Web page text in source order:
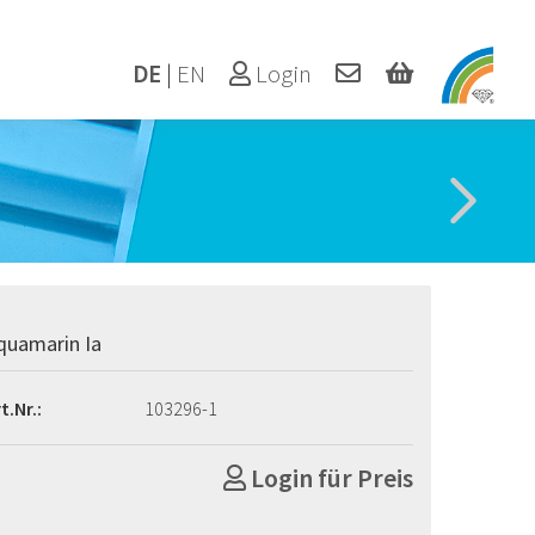
Login
DE | EN
Ia
103296-1
Login für Preis